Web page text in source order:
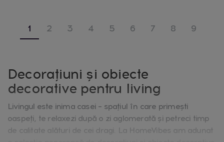
1 2 3 4 5 6 7 8 9
Decorațiuni și obiecte
decorative pentru living
Livingul este inima casei – spațiul în care primești
oaspeți, te relaxezi după o zi aglomerată și petreci timp
de calitate alături de cei dragi. La HomeVibes am adunat